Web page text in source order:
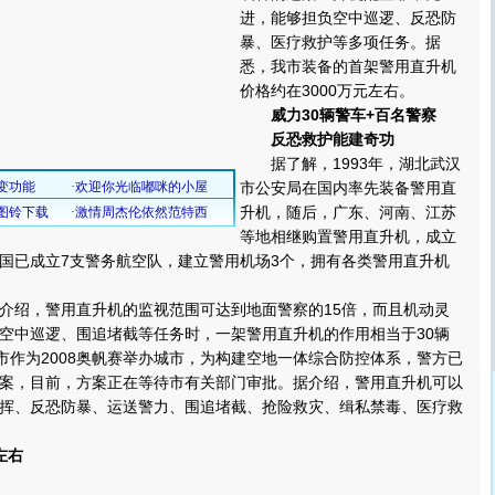
进，能够担负空中巡逻、反恐防
暴、医疗救护等多项任务。据
悉，我市装备的首架警用直升机
价格约在3000万元左右。
威力30辆警车+百名警察
反恐救护能建奇功
据了解，1993年，湖北武汉
市公安局在国内率先装备警用直
升机，随后，广东、河南、江苏
等地相继购置警用直升机，成立
已成立7支警务航空队，建立警用机场3个，拥有各类警用直升机
，警用直升机的监视范围可达到地面警察的15倍，而且机动灵
中巡逻、围追堵截等任务时，一架警用直升机的作用相当于30辆
作为2008奥帆赛举办城市，为构建空地一体综合防控体系，警方已
，目前，方案正在等待市有关部门审批。据介绍，警用直升机可以
、反恐防暴、运送警力、围追堵截、抢险救灾、缉私禁毒、医疗救
右